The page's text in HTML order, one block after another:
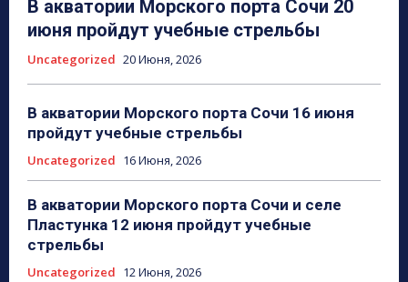
В акватории Морского порта Сочи 20
июня пройдут учебные стрельбы
Uncategorized 20 Июня, 2026
В акватории Морского порта Сочи 16 июня
пройдут учебные стрельбы
Uncategorized 16 Июня, 2026
В акватории Морского порта Сочи и селе
Пластунка 12 июня пройдут учебные
стрельбы
Uncategorized 12 Июня, 2026